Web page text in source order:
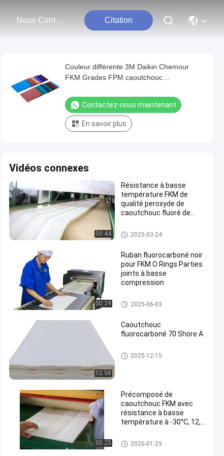
Nous Contacter Citation
Couleur différente 3M Daikin Chemour
FKM Grades FPM caoutchouc
Contactez-nous maintenant
En savoir plus
Vidéos connexes
00:44
Résistance à basse
température FKM de
qualité peroxyde de
caoutchouc fluoré de
Fluoroelastomer en caoutchou
c
2025-03-24
00:29
Ruban fluorocarboné noir
pour FKM O Rings Parties
joints à basse
compression
Fluoroelastomer en caoutchou
c
2025-06-03
02:58
Caoutchouc
fluorocarboné 70 Shore A
Fluoroelastomer en caoutchou
c
2025-12-15
00:25
Précomposé de
caoutchouc FKM avec
résistance à basse
température à -30°C, 12,0
excellente résistance à
l'huile pour les systèmes
FKM Precompound en caoutch
ouc
2026-01-29